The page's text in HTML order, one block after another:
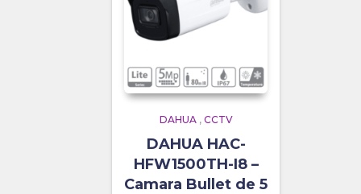
DAHUA, CCTV
DAHUA HAC-
HFW1500TH-I8 –
Camara Bullet de 5